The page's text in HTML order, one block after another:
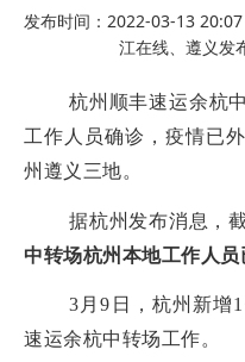
发布时间：2022-03-13
江在线、遵义
杭州顺丰速运余杭
工作人员确诊，疫情已
州遵义三地。
据杭州发布消息，
中转场杭州本地工作人
3月9日，杭州新增
速运余杭中转场工作。